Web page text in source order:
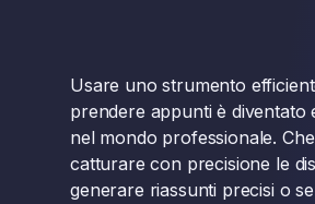
Usare uno strumento
prendere appunti è diventato
nel mondo professionale.
catturare con precisione le
generare riassunti precisi o